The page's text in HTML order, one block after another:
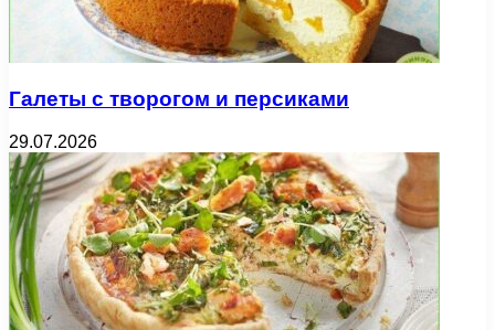
Галеты с творогом и персиками
29.07.2026